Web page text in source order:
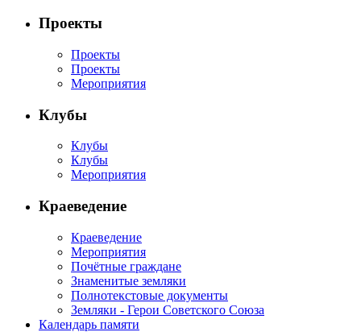
Проекты
Проекты
Проекты
Мероприятия
Клубы
Клубы
Клубы
Мероприятия
Краеведение
Краеведение
Мероприятия
Почётные граждане
Знаменитые земляки
Полнотекстовые документы
Земляки - Герои Советского Союза
Календарь памяти